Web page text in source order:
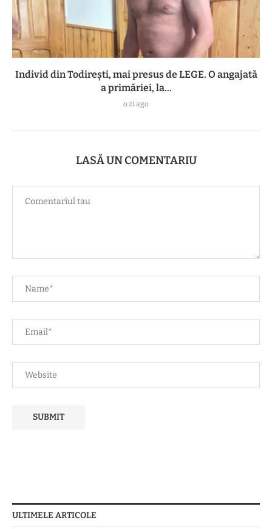
Individ din Todirești, mai presus de LEGE. O angajată
a primăriei, la...
o zi ago
LASĂ UN COMENTARIU
ULTIMELE ARTICOLE